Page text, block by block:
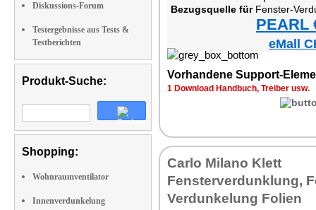
Diskussions-Forum
Testergebnisse aus Tests &
Testberichten
Produkt-Suche:
Shopping:
Wohnraumventilator
Innenverdunkelung
Bezugsquelle fürFenster-
PEARL
eMall
Vorhandene Support-
1 Download Handbuch, Treiber usw.
Carlo Milano Klett
Fensterverdunklung,
Verdunkelung Folien